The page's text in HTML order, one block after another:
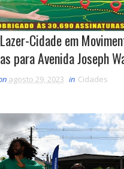
Cidade em
para Avenida Joseph
agosto 29, 2023 in Cidades